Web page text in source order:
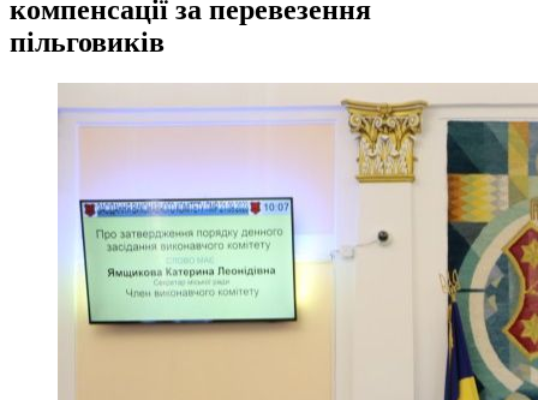
компенсації за перевезення
пільговиків